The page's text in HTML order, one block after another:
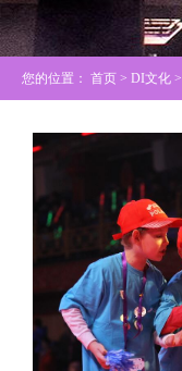
您的位置： 首页 > DI文化 >